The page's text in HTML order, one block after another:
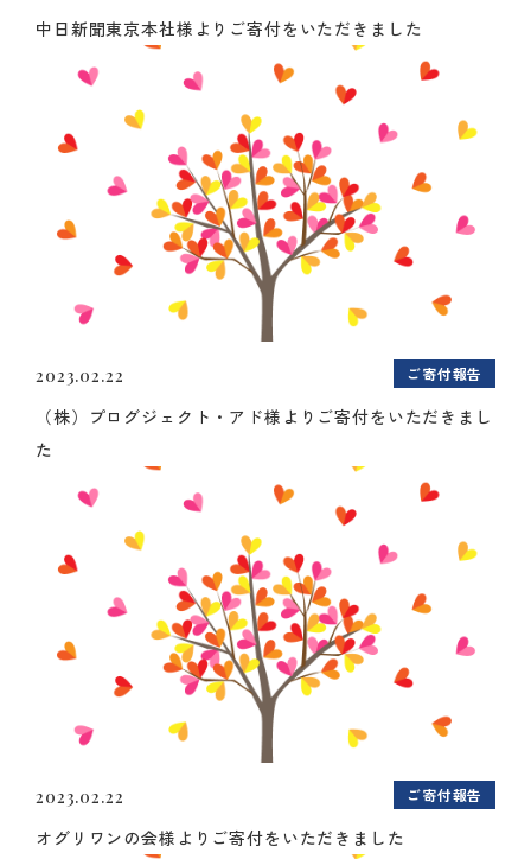
中日新聞東京本社様よりご寄付をいただきました
2023.02.22 ご寄付報告
（株）プログジェクト・アド様よりご寄付をいただきまし
た
2023.02.22 ご寄付報告
オグリワンの会様よりご寄付をいただきました